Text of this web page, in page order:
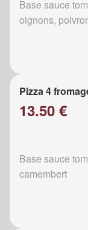
Base sauce
oignons,
Pizza 4
13.50 €
Base sauce
camembert